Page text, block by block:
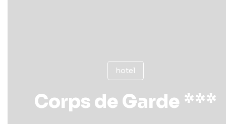
hotel
Corps de Garde ***